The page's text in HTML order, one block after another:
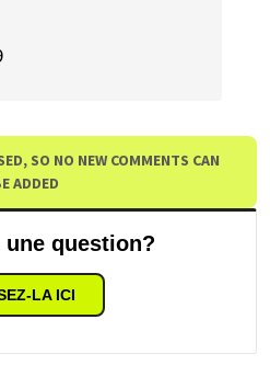
SO NO NEW COMMENTS CAN
ADDED
une question?
LA ICI